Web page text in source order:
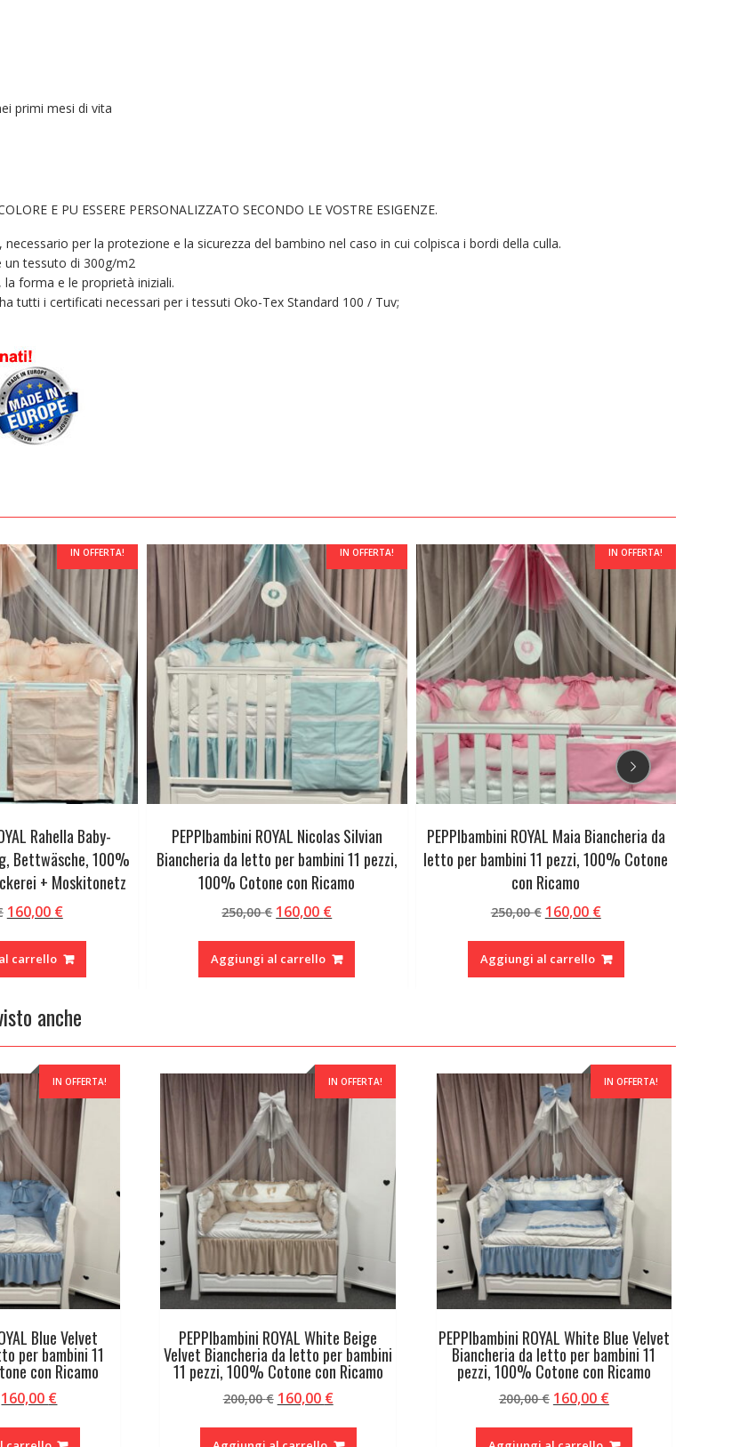
primi mesi di vita
E PU ESSERE PERSONALIZZATO SECONDO LE VOSTRE ESIGENZE.
per la protezione e la sicurezza del bambino nel caso in cui colpisca i bordi della culla.
un tessuto di 300g/m2
la forma e le proprietà iniziali.
tutti i certificati necessari per i tessuti Oko-Tex Standard 100 / Tuv;
IN OFFERTA!
Rahella Baby-
Bettwäsche, 100%
+ Moskitonetz
Il
originale
era:
160,00 €Il
attuale
è:
carrello
IN OFFERTA!
PEPPIbambini ROYAL Nicolas Silvian
Biancheria da letto per bambini 11 pezzi,
100% Cotone con Ricamo
250,00€ Il
originale
era:
160,00 €Il
attuale
è:
Aggiungi al carrello
IN OFFERTA!
PEPPIbambini ROYAL Maia Biancheria da
letto per bambini 11 pezzi, 100% Cotone
con Ricamo
250,00€ Il
originale
era:
160,00 €Il
attuale
è:
Aggiungi al carrello
anche
IN OFFERTA!
Blue Velvet
per bambini 11
con Ricamo
Il
originale
160,00 €Il
attuale
IN OFFERTA!
PEPPIbambini ROYAL White Beige
Velvet Biancheria da letto per bambini
11 pezzi, 100% Cotone con Ricamo
200,00€ Il
originale
160,00 €Il
attuale
IN OFFERTA!
PEPPIbambini ROYAL White Blue Velvet
Biancheria da letto per bambini 11
pezzi, 100% Cotone con Ricamo
200,00€ Il
originale
160,00 €Il
attuale